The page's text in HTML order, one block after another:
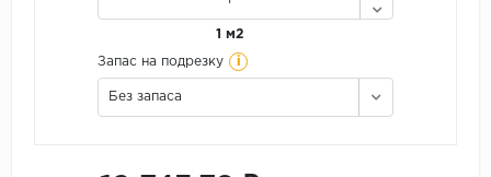
1 м2
Запас на подрезку i
Без запаса